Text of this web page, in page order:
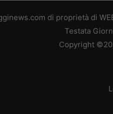
di proprietà di
Testata
Copyright